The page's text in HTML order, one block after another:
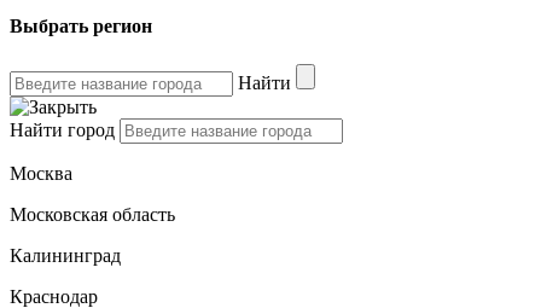
Выбрать регион
Найти
Найти город
Москва
Московская область
Калининград
Краснодар